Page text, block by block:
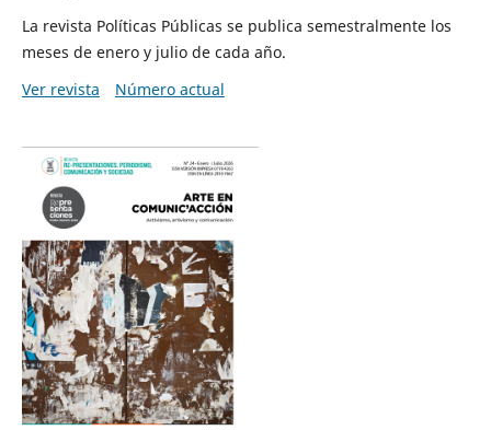
La revista Políticas Públicas se publica semestralmente los
meses de enero y julio de cada año.
Ver revista
Número actual